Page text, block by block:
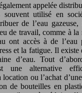
appelée
souvent utilisé en
de l’eau
de travail, comme à la
ont accès à de
et la fatigue. Il existe
d’eau. Tout
une alternative
ou l’achat
de bouteilles en